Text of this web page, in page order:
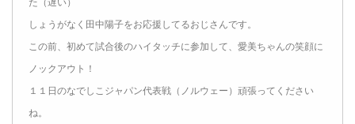
た（遅い）
しょうがなく田中陽子をお応援してるおじさんです。
この前、初めて試合後のハイタッチに参加して、愛美ちゃんの笑顔に
ノックアウト！
１１日のなでしこジャパン代表戦（ノルウェー）頑張ってください
ね。